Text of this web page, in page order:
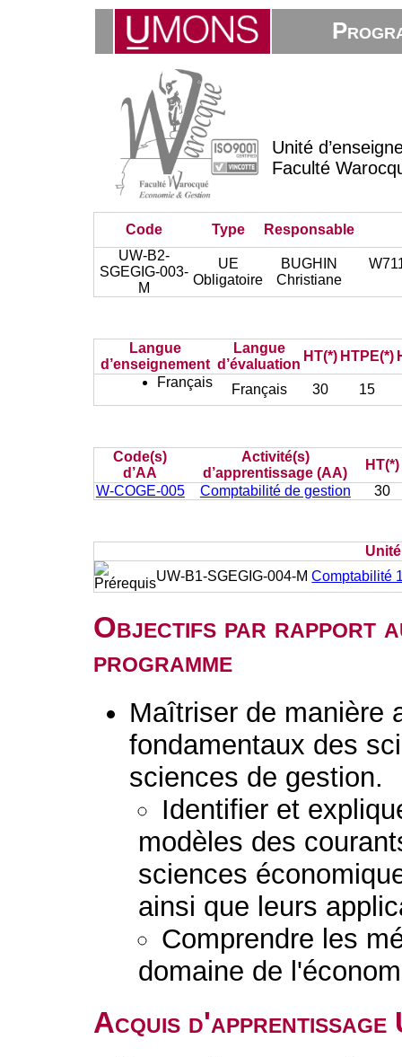
Unité
Faculté
Code Type
Responsable
UW-B2-
SGEGIG-003-
M
UE
Obligatoire
BUGHIN
Christiane
Langue
d’enseignement
Langue
d’évaluation
HT(*) HTPE(*)
Français
Français 30 15
Code(s)
d’AA
Activité(s)
d’apprentissage (AA)
HT(*)
W-COGE-005
Comptabilité de gestion 30
UW-B1-SGEGIG-004-MComptabilité
Objectifs par rapport
programme
Maîtriser de manière
fondamentaux des
sciences de gestion.
Identifier et
modèles des
sciences
ainsi que leurs
Comprendre les
domaine de
Acquis d'apprentissage